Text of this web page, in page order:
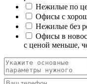
Нежилые по
Офисы с
Нежилые без
Офисы в
с ценой меньше,